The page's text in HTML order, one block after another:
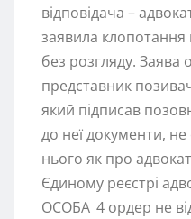
відповідача –
заявила
без розгляду.
представник
який підписав
до неї документи,
нього як про
Єдиному реєстрі
ОСОБА_4 ордер не